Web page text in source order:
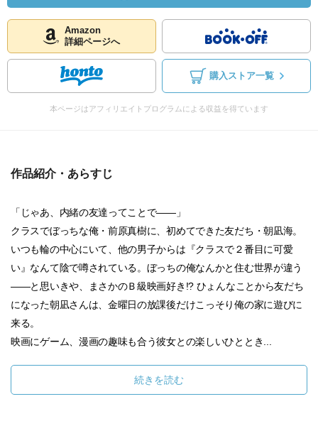
Amazon
詳細ページへ
購入ストア一覧
本ページはアフィリエイトプログラムによる収益を得ています
作品紹介・あらすじ
「じゃあ、内緒の友達ってことで――」
クラスでぼっちな俺・前原真樹に、初めてできた友だち・朝凪海。
いつも輪の中心にいて、他の男子からは『クラスで２番目に可愛
い』なんて陰で噂されている。ぼっちの俺なんかと住む世界が違う
――と思いきや、まさかのＢ級映画好き!? ひょんなことから友だち
になった朝凪さんは、金曜日の放課後だけこっそり俺の家に遊びに
来る。
映画にゲーム、漫画の趣味も合う彼女との楽しいひととき...
続きを読む